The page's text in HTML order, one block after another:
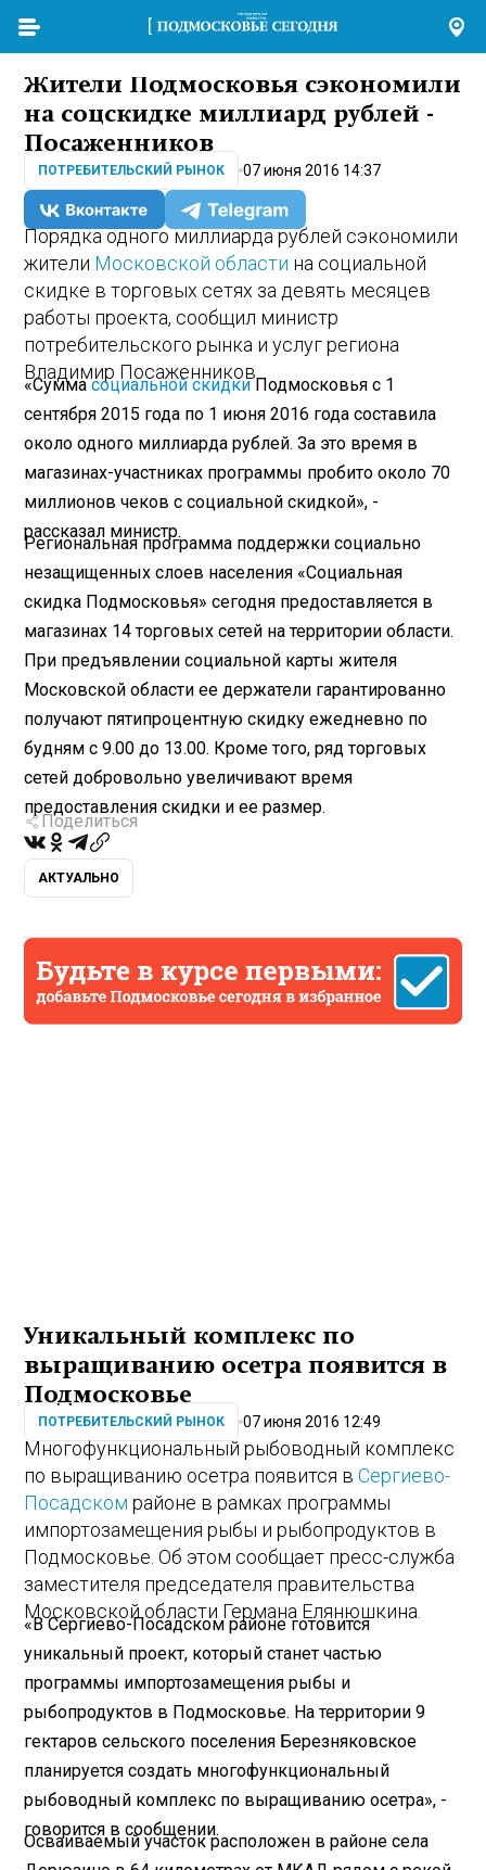
Жители Подмосковья сэкономили
на соцскидке миллиард рублей -
Посаженников
ПОТРЕБИТЕЛЬСКИЙ РЫНОК 07 июня 2016 14:37
Порядка одного миллиарда рублей сэкономили
жители Московской области на социальной
скидке в торговых сетях за девять месяцев
работы проекта, сообщил министр
потребительского рынка и услуг региона
Владимир Посаженников.
«Суммасоциальной скидкиПодмосковья с 1
сентября 2015 года по 1 июня 2016 года составила
около одного миллиарда рублей. За это время в
магазинах-участниках программы пробито около 70
миллионов чеков с социальной скидкой», -
рассказал министр.
Региональная программа поддержки социально
незащищенных слоев населения «Социальная
скидка Подмосковья» сегодня предоставляется в
магазинах 14 торговых сетей на территории области.
При предъявлении социальной карты жителя
Московской области ее держатели гарантированно
получают пятипроцентную скидку ежедневно по
будням с 9.00 до 13.00. Кроме того, ряд торговых
сетей добровольно увеличивают время
предоставления скидки и ее размер.
Поделиться
АКТУАЛЬНО
Уникальный комплекс по
выращиванию осетра появится в
Подмосковье
ПОТРЕБИТЕЛЬСКИЙ РЫНОК 07 июня 2016 12:49
Многофункциональный рыбоводный комплекс
по выращиванию осетра появится вСергиево-
Посадском районе в рамках программы
импортозамещения рыбы и рыбопродуктов в
Подмосковье. Об этом сообщает пресс-служба
заместителя председателя правительства
Московской области Германа Елянюшкина.
«В Сергиево-Посадском районе готовится
уникальный проект, который станет частью
программы импортозамещения рыбы и
рыбопродуктов в Подмосковье. На территории 9
гектаров сельского поселения Березняковское
планируется создать многофункциональный
рыбоводный комплекс по выращиванию осетра», -
говорится в сообщении.
Осваиваемый участок расположен в районе села